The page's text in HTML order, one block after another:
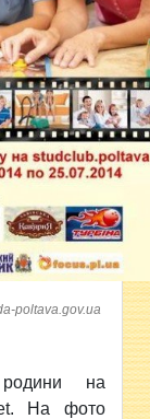
poltava.gov.ua
родини на
На фото